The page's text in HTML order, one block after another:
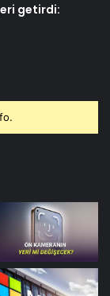
getirdi: